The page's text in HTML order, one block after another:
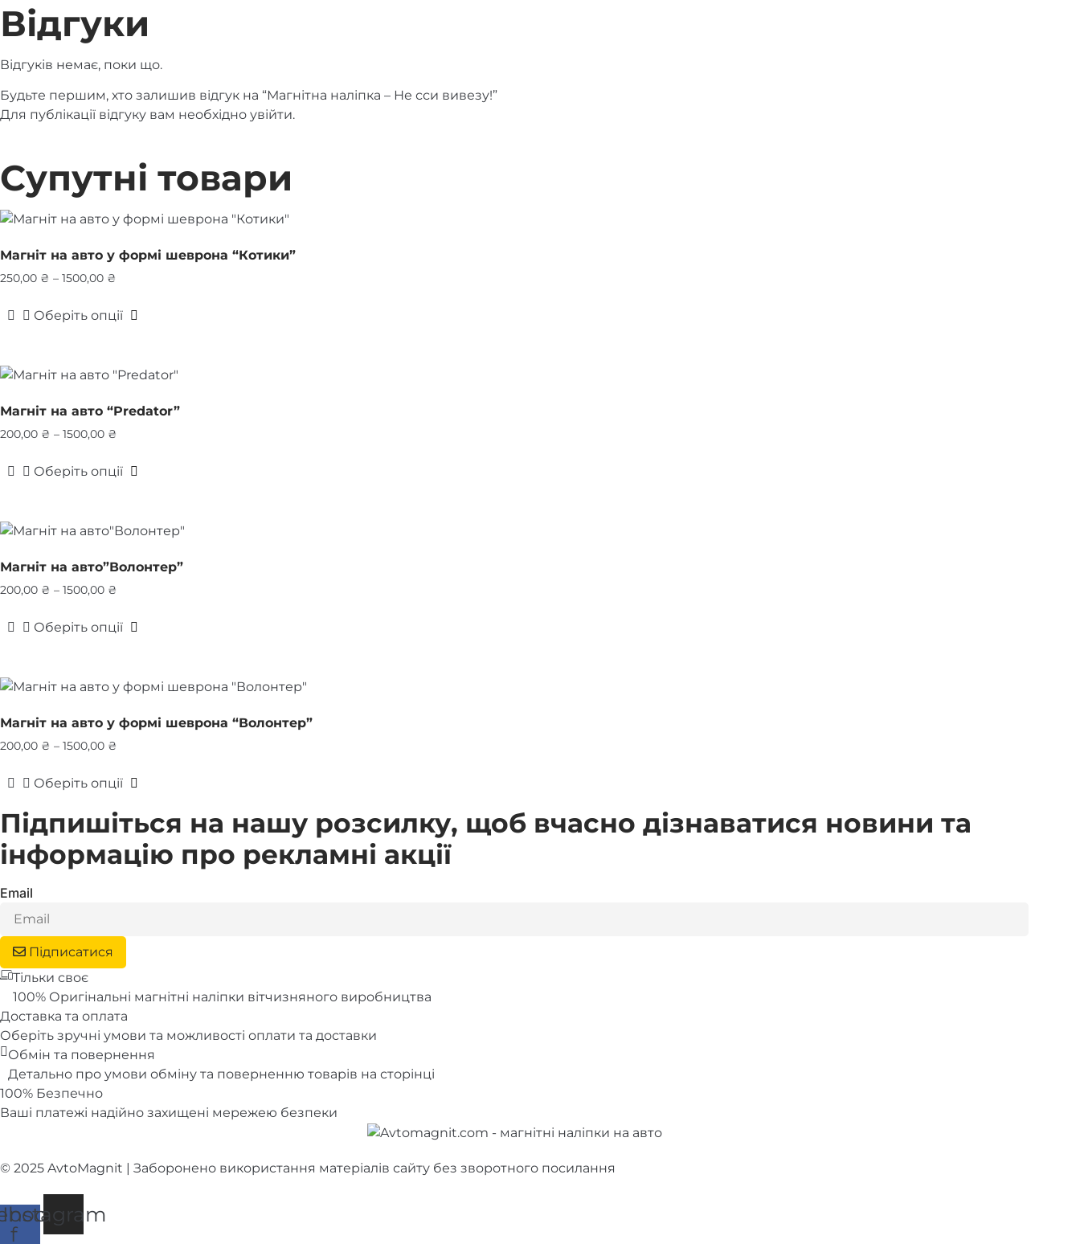
Відгуки
Відгуків немає, поки що.
Будьте першим, хто залишив відгук на “Магнітна наліпка – Не сси вивезу!”
Для публікації відгуку вам необхідно увійти.
Супутні товари
Магніт на авто у формі шеврона “Котики”
250,00 ₴ – 1500,00 ₴
250,00 ₴
Оберіть опції
має
варіантів.
Параметри
вибрати
товару
Магніт на авто “Predator”
200,00 ₴ – 1500,00 ₴
200,00 ₴
Оберіть опції
має
варіантів.
Параметри
вибрати
товару
Магніт на авто”Волонтер”
200,00 ₴ – 1500,00 ₴
200,00 ₴
Оберіть опції
має
варіантів.
Параметри
вибрати
сторінці
товару
Магніт на авто у формі шеврона “Волонтер”
200,00 ₴ – 1500,00 ₴
200,00 ₴
1500,00 ₴
Оберіть опції
товар
має
кілька
Параметри
можна
вибрати
на
сторінці
товару
Підпишіться на нашу розсилку, щоб вчасно дізнаватися новини та
інформацію про рекламні акції
Email
Підписатися
Тільки своє
100% Оригінальні магнітні наліпки вітчизняного виробництва
Доставка та оплата
Оберіть зручні умови та можливості оплати та доставки
Обмін та повернення
Детально про умови обміну та поверненню товарів на сторінці
100% Безпечно
Ваші платежі надійно захищені мережею безпеки
© 2025 AvtoMagnit | Заборонено використання матеріалів сайту без зворотного посилання
f
Instagram